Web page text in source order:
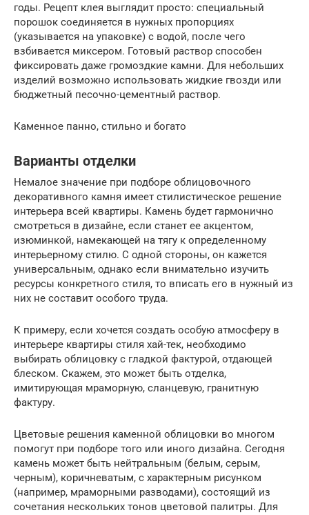
годы. Рецепт клея выглядит просто: специальный
порошок соединяется в нужных пропорциях
(указывается на упаковке) с водой, после чего
взбивается миксером. Готовый раствор способен
фиксировать даже громоздкие камни. Для небольших
изделий возможно использовать жидкие гвозди или
бюджетный песочно-цементный раствор.
Каменное панно, стильно и богато
Варианты отделки
Немалое значение при подборе облицовочного
декоративного камня имеет стилистическое решение
интерьера всей квартиры. Камень будет гармонично
смотреться в дизайне, если станет ее акцентом,
изюминкой, намекающей на тягу к определенному
интерьерному стилю. С одной стороны, он кажется
универсальным, однако если внимательно изучить
ресурсы конкретного стиля, то вписать его в нужный из
них не составит особого труда.
К примеру, если хочется создать особую атмосферу в
интерьере квартиры стиля хай-тек, необходимо
выбирать облицовку с гладкой фактурой, отдающей
блеском. Скажем, это может быть отделка,
имитирующая мраморную, сланцевую, гранитную
фактуру.
Цветовые решения каменной облицовки во многом
помогут при подборе того или иного дизайна. Сегодня
камень может быть нейтральным (белым, серым,
черным), коричневатым, с характерным рисунком
(например, мраморными разводами), состоящий из
сочетания нескольких тонов цветовой палитры. Для